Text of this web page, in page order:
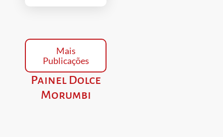
Mais
Publicações
Painel Dolce
Morumbi